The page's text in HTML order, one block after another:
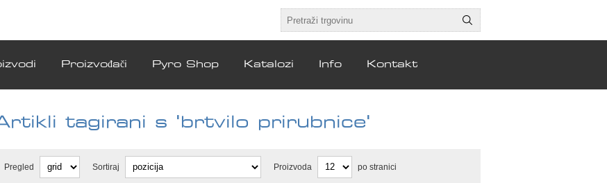
Proizvođači Pyro Shop Katalozi Info Kontakt
tagirani s 'brtvilo prirubnice'
Pregled Sortiraj Proizvoda po stranici